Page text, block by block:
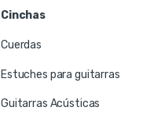
Cinchas
Cuerdas
Estuches para guitarras
Guitarras Acústicas